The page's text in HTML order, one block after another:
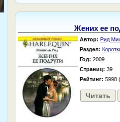
Жених ее
Автор: Рид
Раздел:
Год: 2009
Страниц: 39
Рейтинг: 5998
Читать